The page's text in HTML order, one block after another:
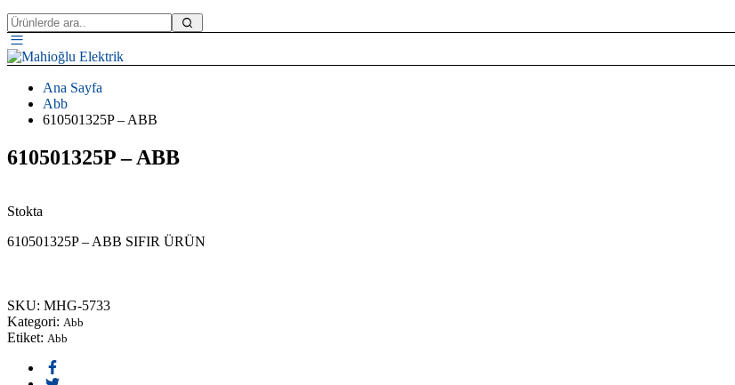
Ana Sayfa
Abb
610501325P – ABB
610501325P – ABB
Stokta
610501325P – ABB SIFIR ÜRÜN
SKU: MHG-5733
Kategori: Abb
Etiket: Abb